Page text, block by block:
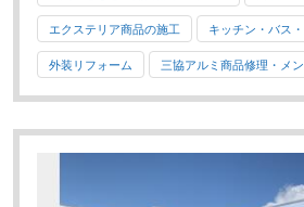
エクステリア商品の施工 キッチン・バス
外装リフォーム 三協アルミ商品修理・メ